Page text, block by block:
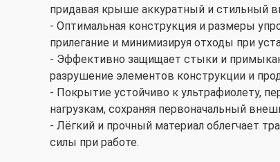
придавая крыше аккуратный и стильный
- Оптимальная конструкция и размеры
прилегание и минимизируя отходы при
- Эффективно защищает стыки и
разрушение элементов конструкции и
- Покрытие устойчиво к ультрафиолету,
нагрузкам, сохраняя первоначальный
- Лёгкий и прочный материал облегчает
силы при работе.